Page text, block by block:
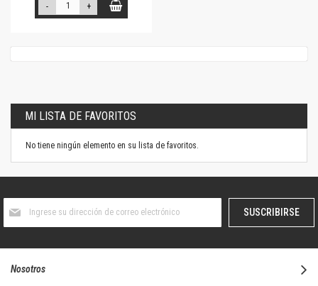
- +
MI LISTA DE FAVORITOS
No tiene ningún elemento en su lista de favoritos.
boletín
SUSCRIBIRSE
Nosotros